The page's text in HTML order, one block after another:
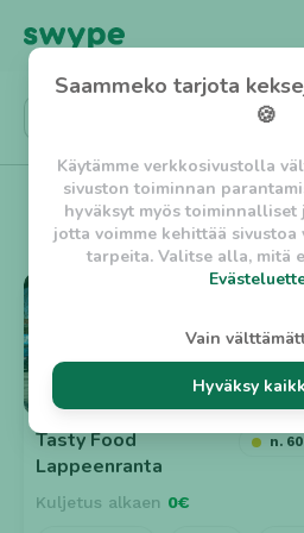
Saammeko tarjota
🍪
Käytämme verkkosivustolla
sivuston toiminnan
hyväksyt myös
jotta voimme kehittää sivustoa
tarpeita. Valitse alla, mitä
Evästeluettelo
Välttämättömät evästeet
- Lyhytaikainen
tarkoituksena on estää
sivustolla. (2 tuntia)
w_usession
- Pitkäaikainen
tekemisessä ja omien
Vain
Hyväksy
🔥 Suositut
Tasty Food
Lappeenranta
n.
Kuljetus alkaen 0€